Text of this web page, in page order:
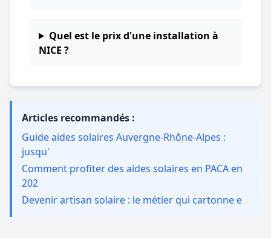
Quel est le prix d'une installation à
NICE ?
Articles recommandés :
Guide aides solaires Auvergne-Rhône-Alpes :
jusqu'
Comment profiter des aides solaires en PACA en
202
Devenir artisan solaire : le métier qui cartonne e